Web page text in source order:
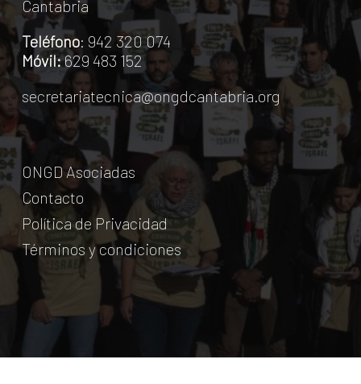
Cantabria
Teléfono: 942 320 074
Móvil:629 483 152
secretariatecnica@ongdcantabria.org
ONGD Asociadas
Contacto
Política de Privacidad
Términos y condiciones